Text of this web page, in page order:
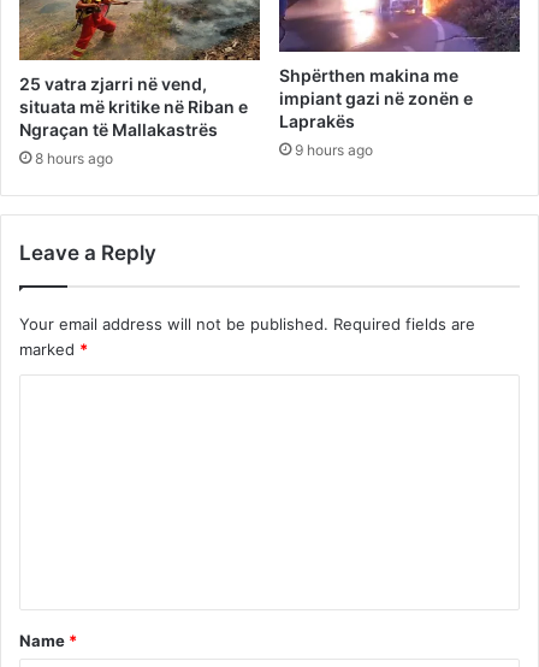
25 vatra zjarri në vend,
situata më kritike në Riban e
Ngraçan të Mallakastrës
8 hours ago
Shpërthen makina me
impiant gazi në zonën e
Laprakës
9 hours ago
Leave a Reply
Your email address will not be published. Required fields are
marked *
t
*
Name *